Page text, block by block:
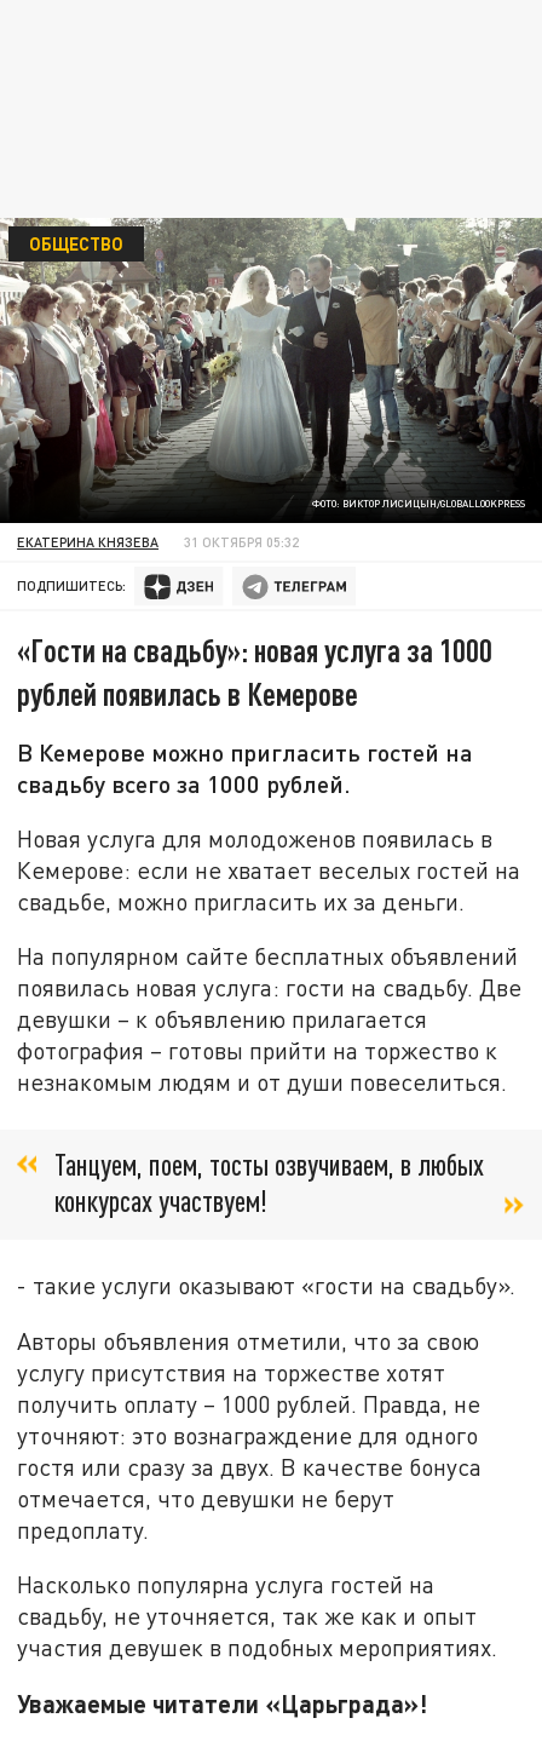
ФОТО: ВИКТОР ЛИСИЦЫН/GLOBALLOOKPRESS
ОБЩЕСТВО
ЕКАТЕРИНА КНЯЗЕВА 31 ОКТЯБРЯ 05:32
ПОДПИШИТЕСЬ:
«Гости на свадьбу»: новая услуга за 1000
рублей появилась в Кемерове
В Кемерове можно пригласить гостей на
свадьбу всего за 1000 рублей.
Новая услуга для молодоженов появилась в
Кемерове: если не хватает веселых гостей на
свадьбе, можно пригласить их за деньги.
На популярном сайте бесплатных объявлений
появилась новая услуга: гости на свадьбу. Две
девушки – к объявлению прилагается
фотография – готовы прийти на торжество к
незнакомым людям и от души повеселиться.
Танцуем, поем, тосты озвучиваем, в любых
конкурсах участвуем!
- такие услуги оказывают «гости на свадьбу».
Авторы объявления отметили, что за свою
услугу присутствия на торжестве хотят
получить оплату – 1000 рублей. Правда, не
уточняют: это вознаграждение для одного
гостя или сразу за двух. В качестве бонуса
отмечается, что девушки не берут
предоплату.
Насколько популярна услуга гостей на
свадьбу, не уточняется, так же как и опыт
участия девушек в подобных мероприятиях.
Уважаемые читатели «Царьграда»!